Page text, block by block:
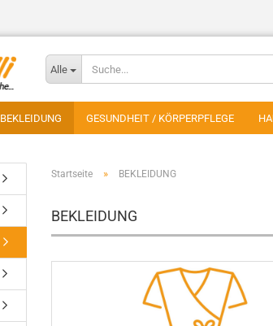
Alle
BEKLEIDUNG GESUNDHEIT / KÖRPERPFLEGE
Startseite » BEKLEIDUNG
BEKLEIDUNG